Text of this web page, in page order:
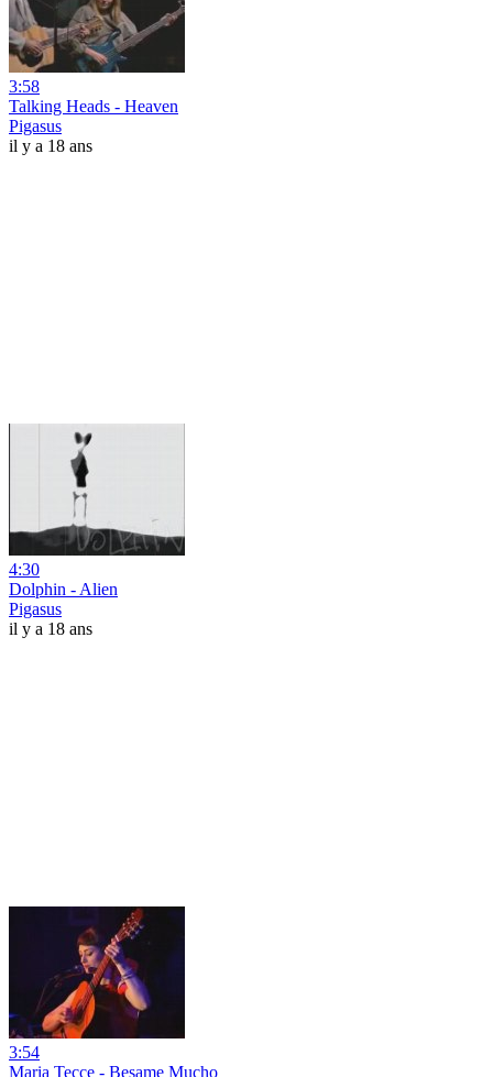
3:58
Talking Heads - Heaven
Pigasus
il y a 18 ans
4:30
Dolphin - Alien
Pigasus
il y a 18 ans
3:54
Maria Tecce - Besame Mucho